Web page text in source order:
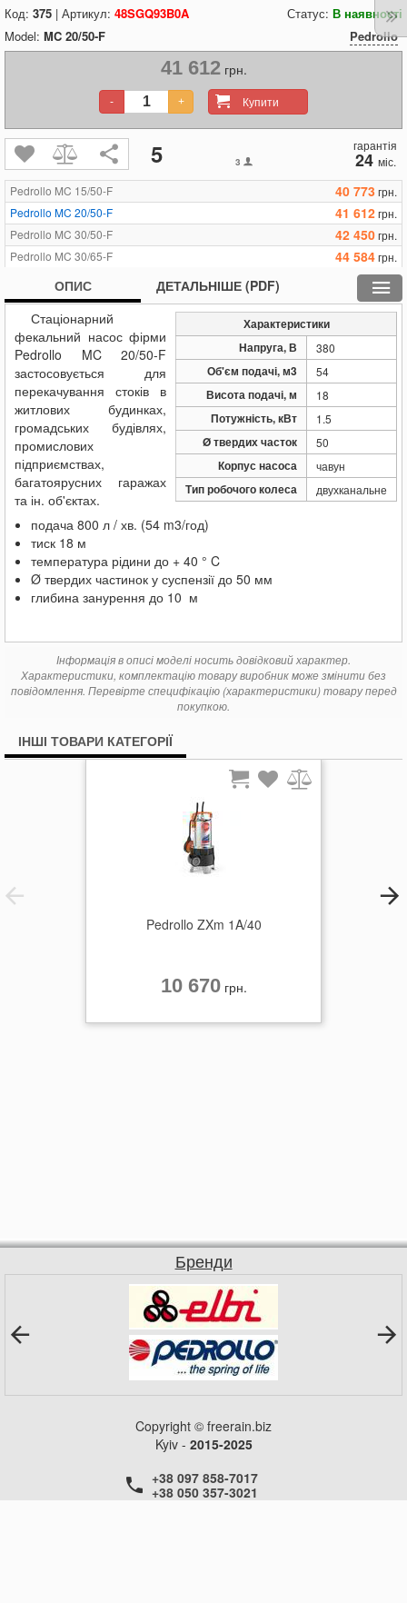
Код: 375 | Артикул: 48SGQ93B0A Статус: В наявності
Model: MC 20/50-F Pedrollo
41 612грн.
Купити
- +
5 3
гарантія
24 міс.
Pedrollo MC 15/50-F
40 773грн.
Pedrollo MC 20/50-F
41 612грн.
Pedrollo MC 30/50-F
42 450грн.
Pedrollo MC 30/65-F
44 584грн.
48 928грн.
Pedrollo MC 40/65-F
51 062грн.
ОПИС ДЕТАЛЬНІШЕ (PDF)
Характеристики
Напруга, В
380
Об'єм подачі, м3 54
Висота подачі, м 18
Потужність, кВт 1.5
Ø твердих часток 50
Корпус насоса чавун
Тип робочого колеса двухканальне
Стаціонарний
фекальний насос фірми
Pedrollo MC 20/50-F
застосовується для
перекачування стоків в
житлових будинках,
громадських будівлях,
промислових
підприємствах,
багатоярусних гаражах
та ін. об'єктах.
подача 800 л / хв. (54 m3/год)
тиск 18 м
температура рідини до + 40 ° C
Ø твердих частинок у суспензії до 50 мм
глибина занурення до 10 м
Інформація в описі моделі носить довідковий характер.
Характеристики, комплектацію товару виробник може змінити без
повідомлення. Перевірте специфікацію (характеристики) товару перед
покупкою.
ІНШІ ТОВАРИ КАТЕГОРІЇ
Pedrollo ZXm 1A/40
10 670грн.
Бренди
Copyright © freerain.biz
Kyiv - 2015-2025
+38 097 858-7017
+38 050 357-3021